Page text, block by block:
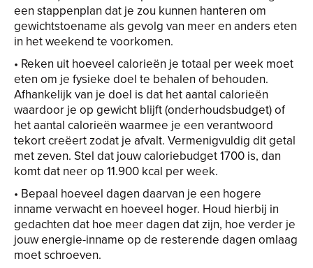
een stappenplan dat je zou kunnen hanteren om
gewichtstoename als gevolg van meer en anders eten
in het weekend te voorkomen.
• Reken uit hoeveel calorieën je totaal per week moet
eten om je fysieke doel te behalen of behouden.
Afhankelijk van je doel is dat het aantal calorieën
waardoor je op gewicht blijft (onderhoudsbudget) of
het aantal calorieën waarmee je een verantwoord
tekort creëert zodat je afvalt. Vermenigvuldig dit getal
met zeven. Stel dat jouw caloriebudget 1700 is, dan
komt dat neer op 11.900 kcal per week.
• Bepaal hoeveel dagen daarvan je een hogere
inname verwacht en hoeveel hoger. Houd hierbij in
gedachten dat hoe meer dagen dat zijn, hoe verder je
jouw energie-inname op de resterende dagen omlaag
moet schroeven.